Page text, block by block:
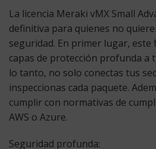
La licencia Meraki vMX Small
definitiva para quienes no
seguridad. En primer lugar,
capas de protección profunda a
lo tanto, no solo conectas tus
inspeccionas cada paquete.
cumplir con normativas de
AWS o Azure.
Seguridad profunda: